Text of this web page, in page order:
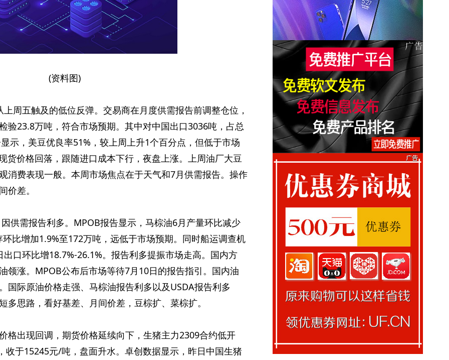
(资料图)
周五触及的低位反弹。交易商在月度供需报告前调整仓位，
验23.8万吨，符合市场预期。其中对中国出口3036吨，占总
示，美豆优良率51%，较上周上升1个百分点，但低于市场
货价格回落，跟随进口成本下行，夜盘上涨。上周油厂大豆
消费表现一般。本周市场焦点在于天气和7月供需报告。操作
价差。
供需报告利多。MPOB报告显示，马棕油6月产量环比减少
比增加1.9%至172万吨，远低于市场预期。同时船运调查机
口环比增18.7%-26.1%。报告利多提振市场走高。国内方
领涨。MPOB公布后市场等待7月10日的报告指引。国内油
国际原油价格走强、马棕油报告利多以及USDA报告利多
多思路，看好基差、月间价差，豆棕扩、菜棕扩。
格出现回调，期货价格延续向下，生猪主力2309合约低开
收于15245元/吨，盘面升水。卓创数据显示，昨日中国生猪